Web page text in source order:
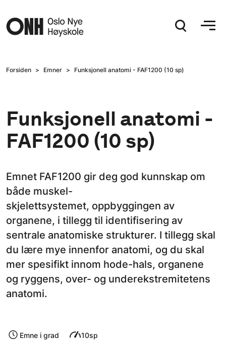
Forsiden Emner Funksjonell anatomi - FAF1200 (10 sp)
Funksjonell anatomi -
FAF1200 (10 sp)
Emnet FAF1200 gir deg god kunnskap om
både muskel-
skjelettsystemet, oppbyggingen av
organene, i tillegg til identifisering av
sentrale anatomiske strukturer. I tillegg skal
du lære mye innenfor anatomi, og du skal
mer spesifikt innom hode-hals, organene
og ryggens, over- og underekstremitetens
anatomi.
Emne i grad 10sp